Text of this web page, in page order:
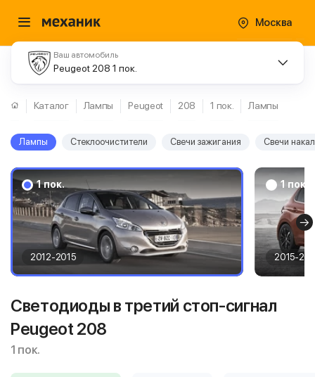
Москва
Ваш автомобиль
Peugeot 208 1 пок.
Каталог Лампы Peugeot 208 1 пок. Лампы
Лампы Стеклоочистители Свечи зажигания Свечи
1 пок.
2012-2015
1 пок.
2015-
Светодиоды в третий стоп-сигнал
Peugeot 208
1 пок.